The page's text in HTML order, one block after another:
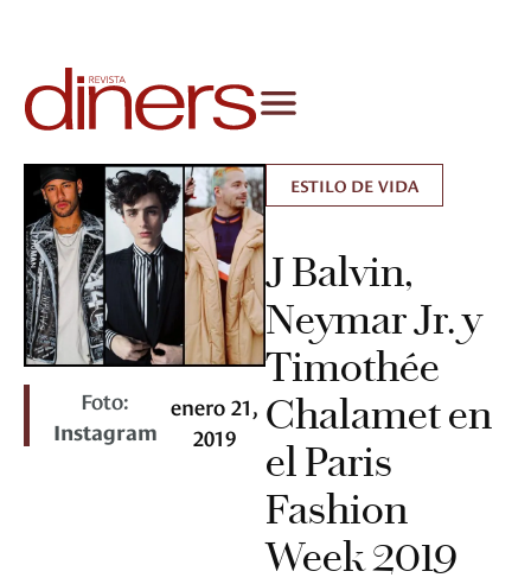
Foto:
Instagram
enero 21,
2019
ESTILO DE VIDA
J Balvin,
Neymar Jr. y
Timothée
Chalamet en
el Paris
Fashion
Week 2019